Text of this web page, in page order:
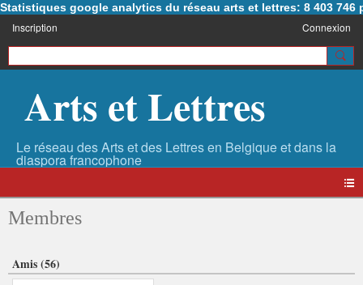
Statistiques google analytics du réseau arts et lettres: 8 403 746
Inscription Connexion
Arts et Lettres
Membres
Amis (56)